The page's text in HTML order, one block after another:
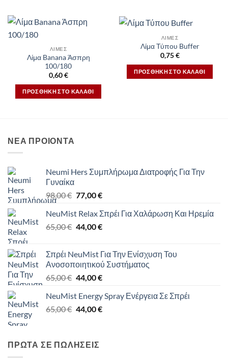
ΛΙΜΕΣ
Λίμα Banana Άσπρη
100/180
0,60€
ΠΡΟΣΘΉΚΗ ΣΤΟ ΚΑΛΆΘΙ
ΛΙΜΕΣ
Λίμα Τύπου Buffer
0,75€
ΠΡΟΣΘΉΚΗ ΣΤΟ ΚΑΛΆΘΙ
ΝΕΑ ΠΡΟΙΟΝΤΑ
Neumi Hers Συμπλήρωμα Διατροφής Για Την
Γυναίκα
98,00€ Original
was:
98,00 €.
77,00€Η
τιμή
είναι:
NeuMist Relax Σπρέι Για Χαλάρωση Και Ηρεμία
65,00€ Original
65,00 €.
44,00€Η
είναι:
44,00 €.
Σπρέι NeuMist Για Την Ενίσχυση Του
Ανοσοποιητικού Συστήματος
65,00€ Original
was:
65,00 €.
44,00€Η
τιμή
είναι:
NeuMist Energy Spray Ενέργεια Σε Σπρέι
65,00€ Original
65,00 €.
44,00€Η
ΠΡΩΤΑ ΣΕ ΠΩΛΗΣΕΙΣ